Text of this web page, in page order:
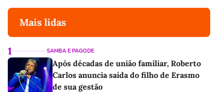
Mais lidas
1 SAMBA E PAGODE
Após décadas de união familiar, Roberto
Carlos anuncia saída do filho de Erasmo
de sua gestão